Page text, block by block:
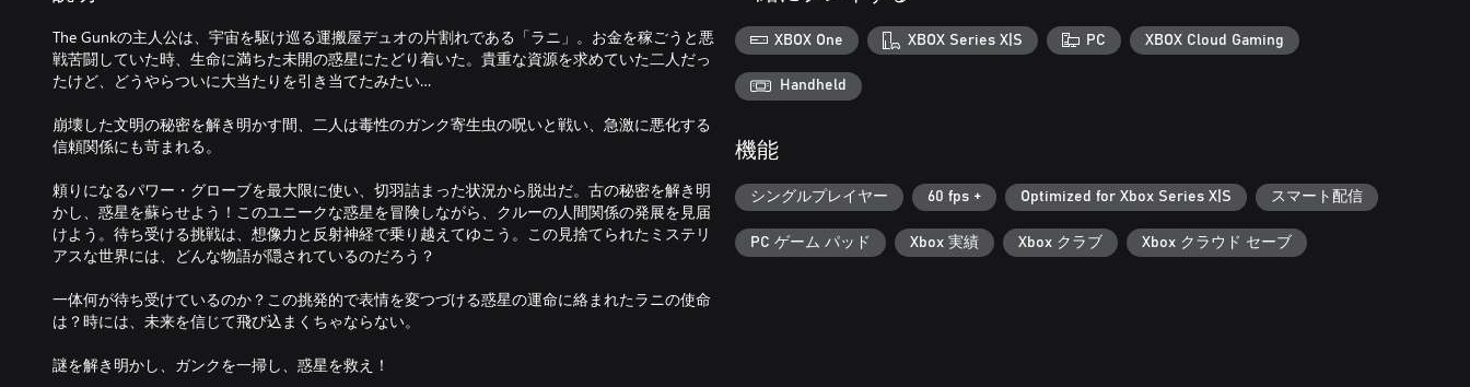
The Gunkの主人公は、宇宙を駆け巡る運搬屋デュオの片割れである「ラニ」。お金を稼ごうと悪
戦苦闘していた時、生命に満ちた未開の惑星にたどり着いた。貴重な資源を求めていた二人だっ
たけど、どうやらついに大当たりを引き当てたみたい…
崩壊した文明の秘密を解き明かす間、二人は毒性のガンク寄生虫の呪いと戦い、急激に悪化する
信頼関係にも苛まれる。
頼りになるパワー・グローブを最大限に使い、切羽詰まった状況から脱出だ。古の秘密を解き明
かし、惑星を蘇らせよう！このユニークな惑星を冒険しながら、クルーの人間関係の発展を見届
けよう。待ち受ける挑戦は、想像力と反射神経で乗り越えてゆこう。この見捨てられたミステリ
アスな世界には、どんな物語が隠されているのだろう？
一体何が待ち受けているのか？この挑発的で表情を変つづける惑星の運命に絡まれたラニの使命
は？時には、未来を信じて飛び込まくちゃならない。
謎を解き明かし、ガンクを一掃し、惑星を救え！
XBOX One XBOX Series X|S PC XBOX Cloud Gaming
Handheld
機能
シングルプレイヤー 60 fps + Optimized for Xbox Series X|S スマート配信
PC ゲーム パッド Xbox 実績 Xbox クラブ Xbox クラウド セーブ